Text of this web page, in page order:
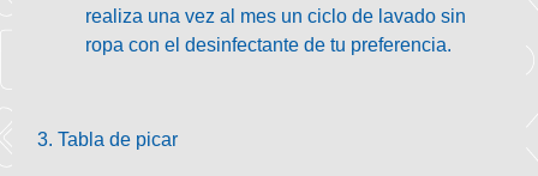
realiza una vez al mes un ciclo de lavado sin
ropa con el desinfectante de tu preferencia.
3. Tabla de picar